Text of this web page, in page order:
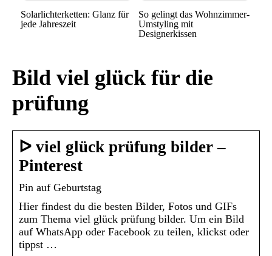
Solarlichterketten: Glanz für
jede Jahreszeit
So gelingt das Wohnzimmer-
Umstyling mit
Designerkissen
Bild viel glück für die
prüfung
ᐅ viel glück prüfung bilder –
Pinterest
Pin auf Geburtstag
Hier findest du die besten Bilder, Fotos und GIFs
zum Thema viel glück prüfung bilder. Um ein Bild
auf WhatsApp oder Facebook zu teilen, klickst oder
tippst …